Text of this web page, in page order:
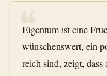
❝
Eigentum ist eine
wünschenswert, ein
reich sind, zeigt,